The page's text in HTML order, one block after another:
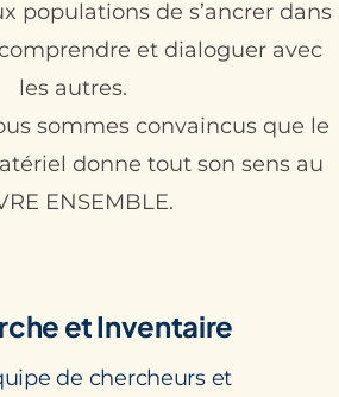
populations de s’ancrer dans
et dialoguer avec
les autres.
sommes convaincus que le
donne tout son sens au
ENSEMBLE.
et Inventaire
de chercheurs et